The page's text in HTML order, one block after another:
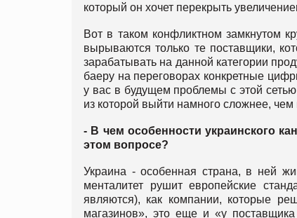
который он хочет перекрыть
Вот в таком конфликтном замкнутом
вырываются только те поставщики,
зарабатывать на данной категории
баеру на переговорах конкретные
у вас в будущем проблемы с этой сетью
из которой выйти намного сложнее, чем
- В чем особенности украинского
этом вопросе?
Украина - особенная страна, в ней
менталитет рушит европейские
являются), как компании, которые
магазинов», это еще и «у